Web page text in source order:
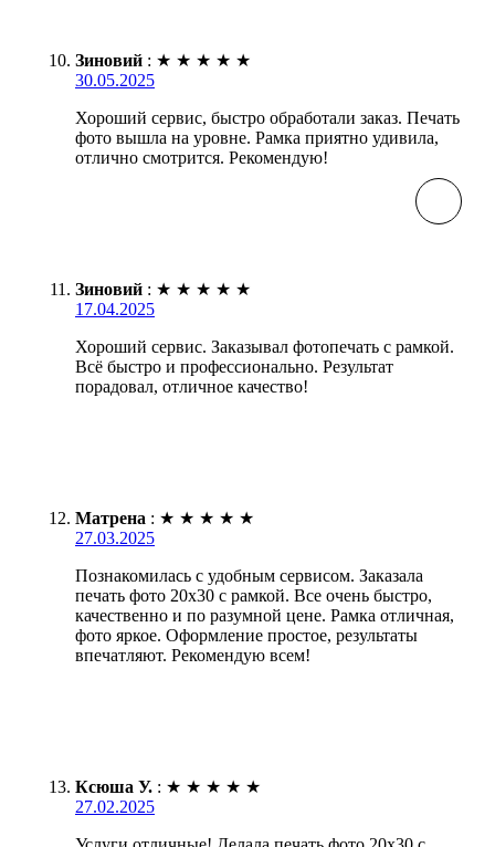
Зиновий : ★ ★ ★ ★ ★
30.05.2025
Хороший сервис, быстро обработали заказ. Печать
фото вышла на уровне. Рамка приятно удивила,
отлично смотрится. Рекомендую!
Зиновий : ★ ★ ★ ★ ★
17.04.2025
Хороший сервис. Заказывал фотопечать с рамкой.
Всё быстро и профессионально. Результат
порадовал, отличное качество!
Матрена : ★ ★ ★ ★ ★
27.03.2025
Познакомилась с удобным сервисом. Заказала
печать фото 20х30 с рамкой. Все очень быстро,
качественно и по разумной цене. Рамка отличная,
фото яркое. Оформление простое, результаты
впечатляют. Рекомендую всем!
Ксюша У. : ★ ★ ★ ★ ★
27.02.2025